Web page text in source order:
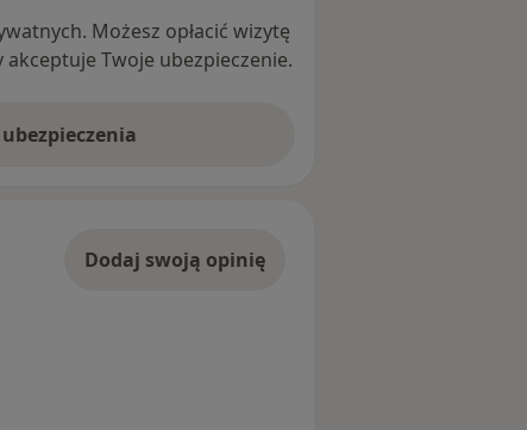
Możesz opłacić wizytę
Twoje ubezpieczenie.
Dodaj swoją opinię